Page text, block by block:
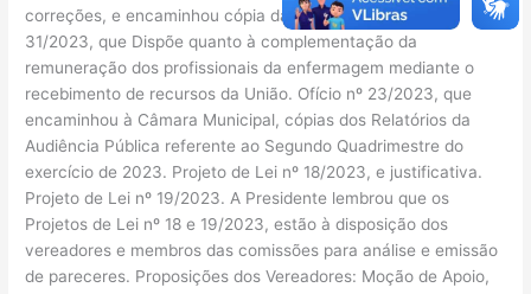
correções, e encaminhou cópia da Lei Complementar nº
31/2023, que Dispõe quanto à complementação da
remuneração dos profissionais da enfermagem mediante o
recebimento de recursos da União. Ofício nº 23/2023, que
encaminhou à Câmara Municipal, cópias dos Relatórios da
Audiência Pública referente ao Segundo Quadrimestre do
exercício de 2023. Projeto de Lei nº 18/2023, e justificativa.
Projeto de Lei nº 19/2023. A Presidente lembrou que os
Projetos de Lei nº 18 e 19/2023, estão à disposição dos
vereadores e membros das comissões para análise e emissão
de pareceres. Proposições dos Vereadores: Moção de Apoio,